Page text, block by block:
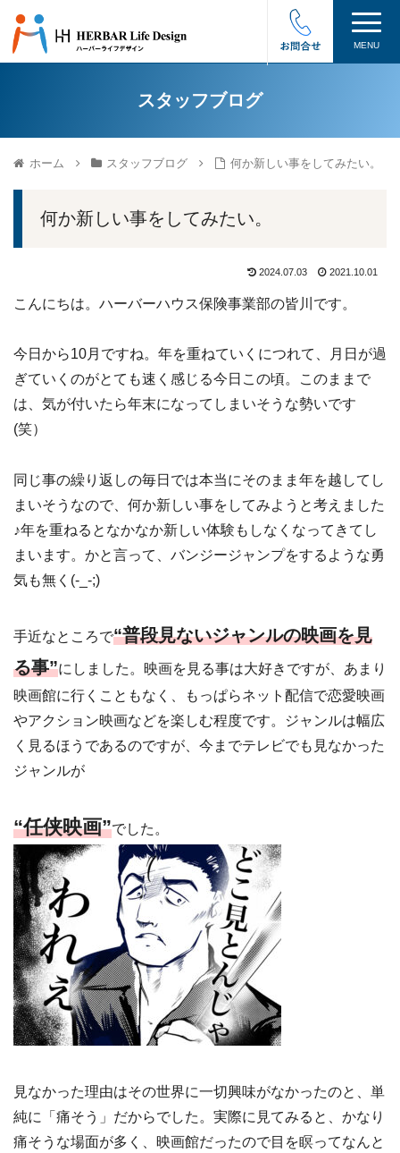
MENU
スタッフブログ
ホーム スタッフブログ 何か新しい事をしてみたい。
何か新しい事をしてみたい。
2024.07.03 2021.10.01
こんにちは。ハーバーハウス保険事業部の皆川です。
今日から10月ですね。年を重ねていくにつれて、月日が過
ぎていくのがとても速く感じる今日この頃。このままで
は、気が付いたら年末になってしまいそうな勢いです
(笑）
同じ事の繰り返しの毎日では本当にそのまま年を越してし
まいそうなので、何か新しい事をしてみようと考えました
♪年を重ねるとなかなか新しい体験もしなくなってきてし
まいます。かと言って、バンジージャンプをするような勇
気も無く(-_-;)
手近なところで“普段見ないジャンルの映画を見
る事”にしました。映画を見る事は大好きですが、あまり
映画館に行くこともなく、もっぱらネット配信で恋愛映画
やアクション映画などを楽しむ程度です。ジャンルは幅広
く見るほうであるのですが、今までテレビでも見なかった
ジャンルが
“任侠映画”でした。
見なかった理由はその世界に一切興味がなかったのと、単
純に「痛そう」だからでした。実際に見てみると、かなり
痛そうな場面が多く、映画館だったので目を瞑ってなんと